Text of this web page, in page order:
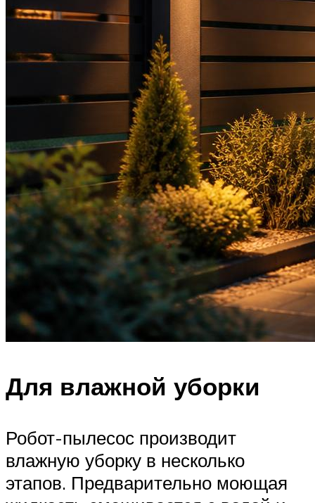
Для влажной уборки
Робот-пылесос производит
влажную уборку в несколько
этапов. Предварительно моющая